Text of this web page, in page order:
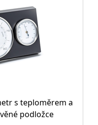
s teploměrem a
podložce